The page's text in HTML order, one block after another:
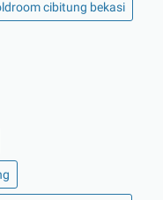
cibitung bekasi